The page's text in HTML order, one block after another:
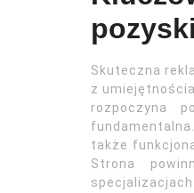
Skuteczna
z
rozpoczyna
także
Strona